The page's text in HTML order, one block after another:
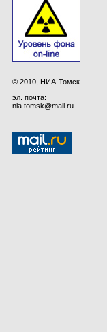
© 2010, НИА-Томск
эл. почта:
nia.tomsk@mail.ru